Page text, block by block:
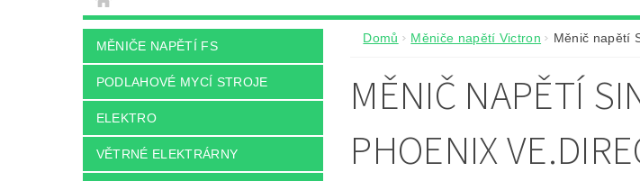
MĚNIČE NAPĚTÍ FS
PODLAHOVÉ MYCÍ STROJE
ELEKTRO
VĚTRNÉ ELEKTRÁRNY
Domů Měniče napětí Victron Měnič napětí
MĚNIČ NAPĚTÍ
PHOENIX